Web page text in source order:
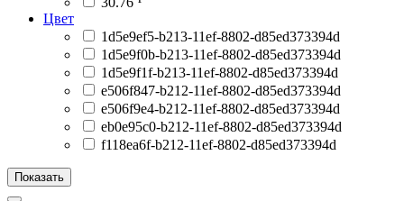
Цвет
1d5e9ef5-b213-11ef-8802-d85ed373394d
1d5e9f0b-b213-11ef-8802-d85ed373394d
1d5e9f1f-b213-11ef-8802-d85ed373394d
e506f847-b212-11ef-8802-d85ed373394d
e506f9e4-b212-11ef-8802-d85ed373394d
eb0e95c0-b212-11ef-8802-d85ed373394d
f118ea6f-b212-11ef-8802-d85ed373394d